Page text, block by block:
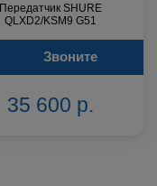
Передатчик SHURE
QLXD2/KSM9 G51
Звоните
35 600 р.